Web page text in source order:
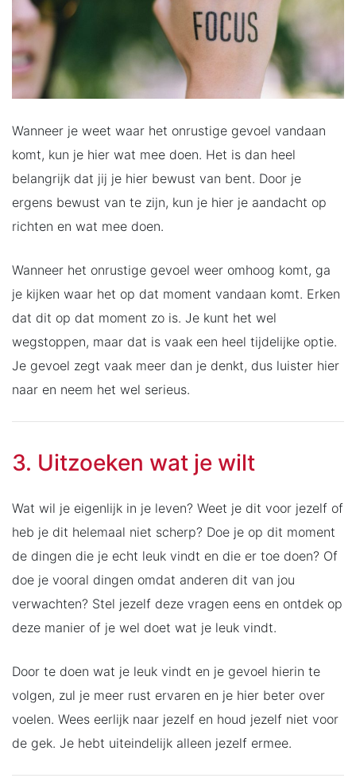
Wanneer je weet waar het onrustige gevoel vandaan
komt, kun je hier wat mee doen. Het is dan heel
belangrijk dat jij je hier bewust van bent. Door je
ergens bewust van te zijn, kun je hier je aandacht op
richten en wat mee doen.
Wanneer het onrustige gevoel weer omhoog komt, ga
je kijken waar het op dat moment vandaan komt. Erken
dat dit op dat moment zo is. Je kunt het wel
wegstoppen, maar dat is vaak een heel tijdelijke optie.
Je gevoel zegt vaak meer dan je denkt, dus luister hier
naar en neem het wel serieus.
3. Uitzoeken wat je wilt
Wat wil je eigenlijk in je leven? Weet je dit voor jezelf of
heb je dit helemaal niet scherp? Doe je op dit moment
de dingen die je echt leuk vindt en die er toe doen? Of
doe je vooral dingen omdat anderen dit van jou
verwachten? Stel jezelf deze vragen eens en ontdek op
deze manier of je wel doet wat je leuk vindt.
Door te doen wat je leuk vindt en je gevoel hierin te
volgen, zul je meer rust ervaren en je hier beter over
voelen. Wees eerlijk naar jezelf en houd jezelf niet voor
de gek. Je hebt uiteindelijk alleen jezelf ermee.